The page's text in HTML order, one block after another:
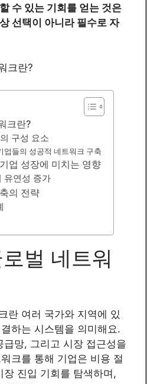
수 있는 기회를 얻는 것은
선택이 아니라 필수로 자
크란?
구성 요소
업들의 성공적 네트워크 구축
업 성장에 미치는 영향
유연성 증가
의 전략
벌 네트워
란 여러 국가와 지역에 있
하는 시스템을 의미해요.
망, 그리고 시장 접근성을
크를 통해 기업은 비용 절
진입 기회를 탐색하며,